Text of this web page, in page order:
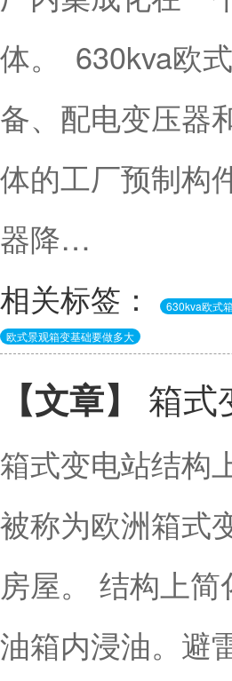
体。 630kva欧
备、配电变压器
体的工厂预制构
器降…
相关标签：
630kva欧式
欧式景观箱变基础要做多大
【文章】 箱式
箱式变电站结构
被称为欧洲箱式
房屋。 结构上
油箱内浸油。避